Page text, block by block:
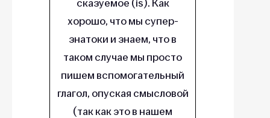
сказуемое (is). Как
хорошо, что мы супер-
знатоки и знаем, что в
таком случае мы просто
пишем вспомогательный
глагол, опуская смысловой
(так как это в нашем